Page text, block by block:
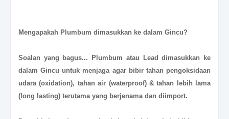
Mengapakah Plumbum dimasukkan ke dalam Gincu?
Soalan yang bagus... Plumbum atau Lead dimasukkan ke
dalam Gincu untuk menjaga agar bibir tahan pengoksidaan
udara (oxidation), tahan air (waterproof) & tahan lebih lama
(long lasting) terutama yang berjenama dan diimport.